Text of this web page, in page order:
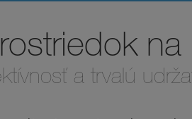
a trvalú